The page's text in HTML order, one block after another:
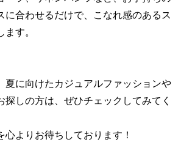
に合わせるだけで、こなれ感のあるス
す。
夏に向けたカジュアルファッションや
探しの方は、ぜひチェックしてみてく
よりお待ちしております！